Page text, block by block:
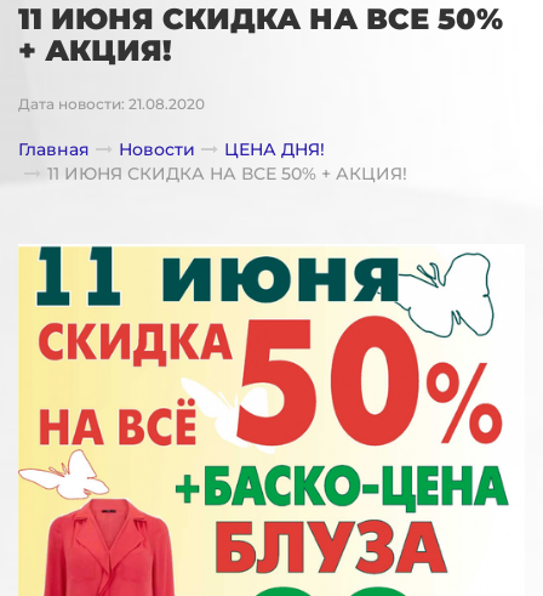
11 ИЮНЯ СКИДКА НА ВСЕ 50%
+ АКЦИЯ!
Дата новости: 21.08.2020
Главная Новости
ЦЕНА ДНЯ!
11 ИЮНЯ СКИДКА НА ВСЕ 50% + АКЦИЯ!